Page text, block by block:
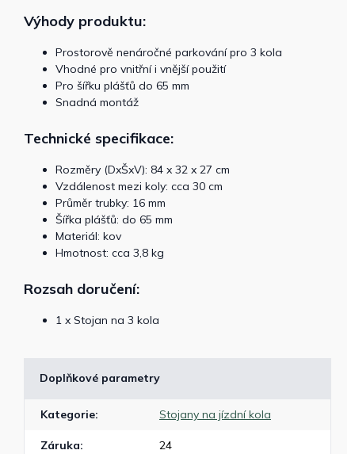
Výhody produktu:
Prostorově nenáročné parkování pro 3 kola
Vhodné pro vnitřní i vnější použití
Pro šířku plášťů do 65 mm
Snadná montáž
Technické specifikace:
Rozměry (DxŠxV): 84 x 32 x 27 cm
Vzdálenost mezi koly: cca 30 cm
Průměr trubky: 16 mm
Šířka plášťů: do 65 mm
Materiál: kov
Hmotnost: cca 3,8 kg
Rozsah doručení:
1 x Stojan na 3 kola
Doplňkové parametry
Kategorie: Stojany na jízdní kola
Záruka: 24